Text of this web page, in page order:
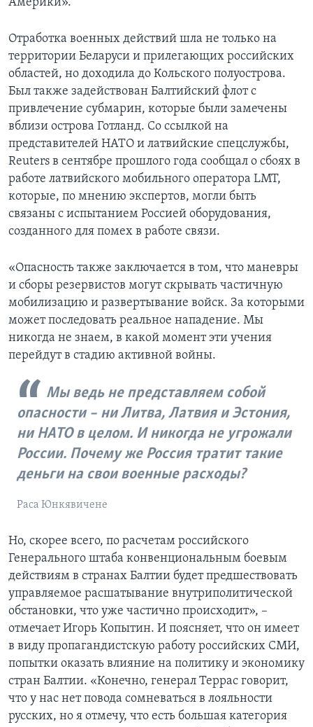
Америки».
Отработка военных действий шла не только на
территории Беларуси и прилегающих российских
областей, но доходила до Кольского полуострова.
Был также задействован Балтийский флот с
привлечение субмарин, которые были замечены
вблизи острова Готланд. Со ссылкой на
представителей НАТО и латвийские спецслужбы,
Reuters в сентябре прошлого года сообщал о сбоях в
работе латвийского мобильного оператора LMT,
которые, по мнению экспертов, могли быть
связаны с испытанием Россией оборудования,
созданного для помех в работе связи.
«Опасность также заключается в том, что маневры
и сборы резервистов могут скрывать частичную
мобилизацию и развертывание войск. За которыми
может последовать реальное нападение. Мы
никогда не знаем, в какой момент эти учения
перейдут в стадию активной войны.
Мы ведь не представляем собой
опасности – ни Литва, Латвия и Эстония,
ни НАТО в целом. И никогда не угрожали
России. Почему же Россия тратит такие
деньги на свои военные расходы?
Раса Юнкявичене
Но, скорее всего, по расчетам российского
Генерального штаба конвенциональным боевым
действиям в странах Балтии будет предшествовать
управляемое расшатывание внутриполитической
обстановки, что уже частично происходит», –
отмечает Игорь Копытин. И поясняет, что он имеет
в виду пропагандистскую работу российских СМИ,
попытки оказать влияние на политику и экономику
стран Балтии. «Конечно, генерал Террас говорит,
что у нас нет повода сомневаться в лояльности
русских, но я отмечу, что есть большая категория